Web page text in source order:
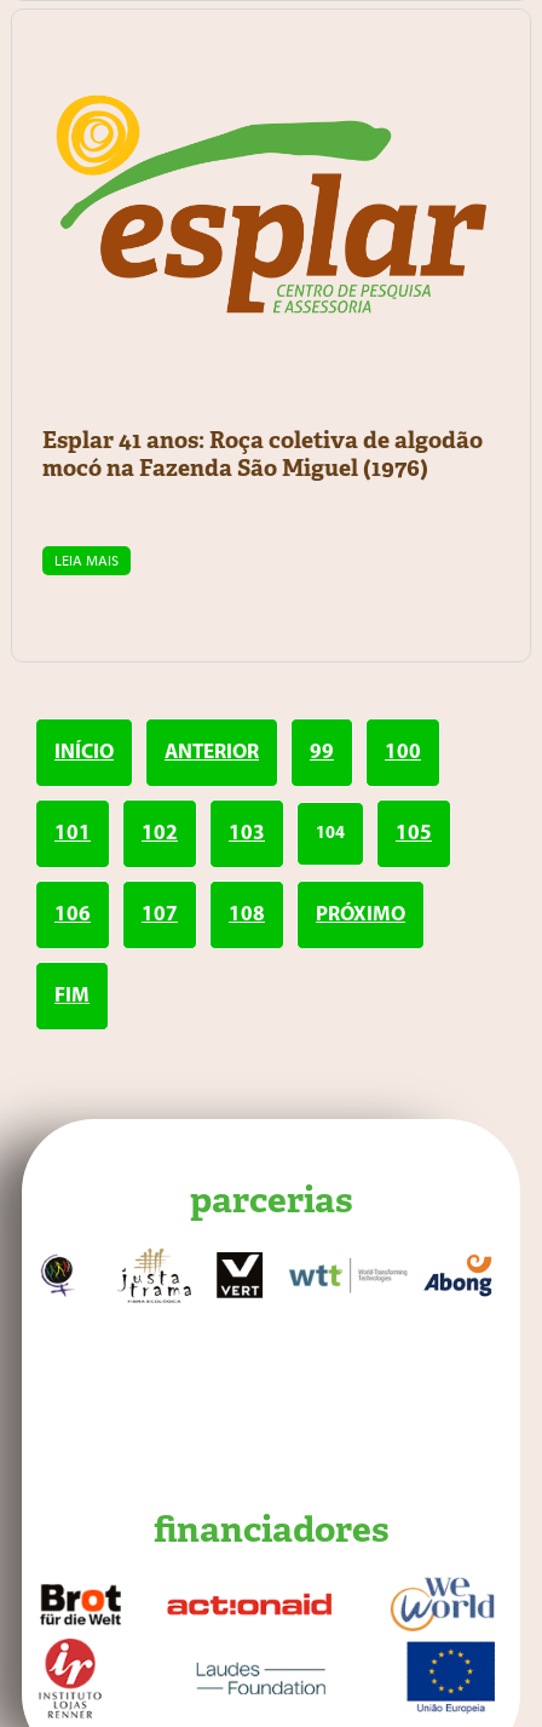
Esplar 41 anos: Roça coletiva de algodão
mocó na Fazenda São Miguel (1976)
LEIA MAIS
INÍCIO ANTERIOR 99 100
101 102 103 104 105
106 107 108 PRÓXIMO
FIM
parcerias
financiadores